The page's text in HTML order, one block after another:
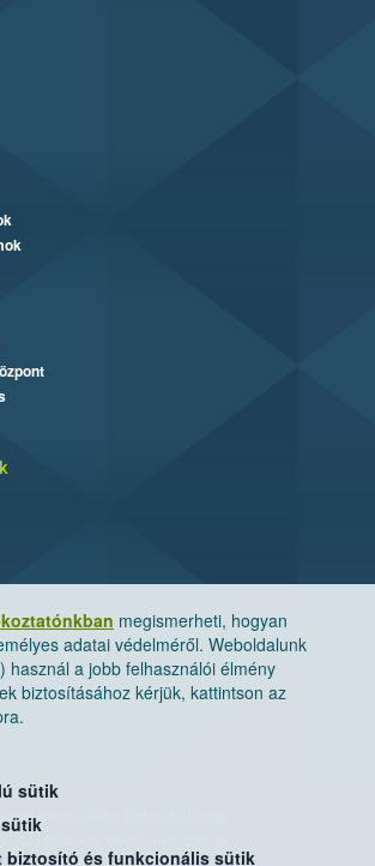
megismerheti, hogyan
adatai védelméről. Weboldalunk
használ a jobb felhasználói élmény
biztosításához kérjük, kattintson az
sütik
biztosító és funkcionális sütik
Élelmiszerlánc-biztonsági Hivatal